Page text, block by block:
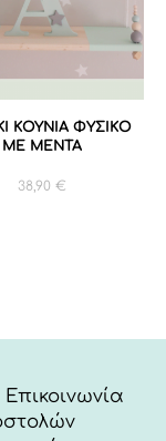
ΚΟΥΝΙΑ ΦΥΣΙΚΟ
ΜΕ ΜΕΝΤΑ
38,90 €
Επικοινωνία